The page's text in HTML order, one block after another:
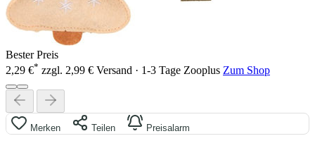
Bester Preis
2,29 €* zzgl. 2,99 € Versand · 1-3 Tage Zooplus Zum Shop
Merken Teilen Preisalarm